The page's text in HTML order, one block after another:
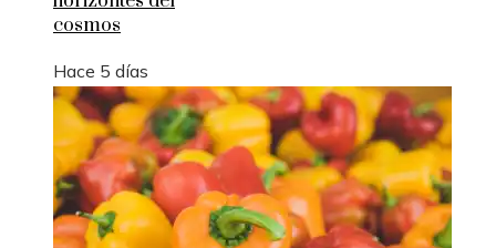
cosmos
Hace 5 días